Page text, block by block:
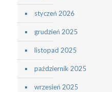
styczeń 2026
grudzień 2025
listopad 2025
październik 2025
wrzesień 2025